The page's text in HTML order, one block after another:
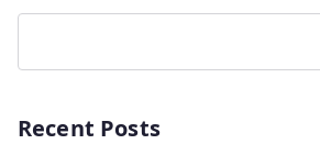
Recent Posts